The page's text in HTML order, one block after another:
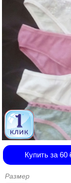
Купить за 60
Размер